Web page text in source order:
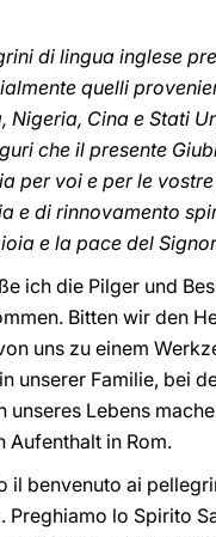
di lingua inglese
quelli
Nigeria, Cina e Stati
che il presente
per voi e per le
e di rinnovamento
e la pace del
ich die Pilger und
Bitten wir den
uns zu einem
unserer Familie, bei
unseres Lebens
Aufenthalt in Rom.
il benvenuto ai
Preghiamo lo Spirito